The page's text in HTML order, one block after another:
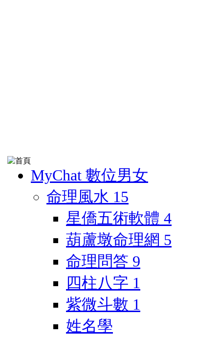
MyChat 數位男女
命理風水 15
星僑五術軟體 4
葫蘆墩命理網 5
命理問答 9
四柱八字 1
紫微斗數 1
姓名學